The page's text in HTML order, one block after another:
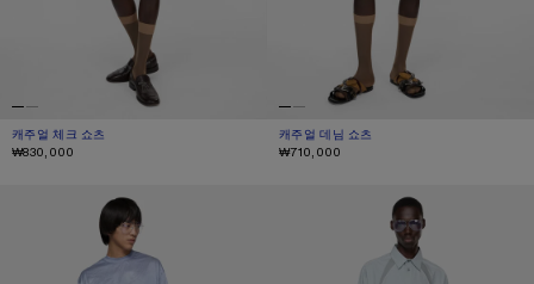
캐주얼 체크 쇼츠
현재 색상: 화이트/블랙
가격: ₩830,000.
₩830,000
캐주얼 데님 쇼츠
현재 색상: 미드 블루
가격: ₩710,000.
₩710,000